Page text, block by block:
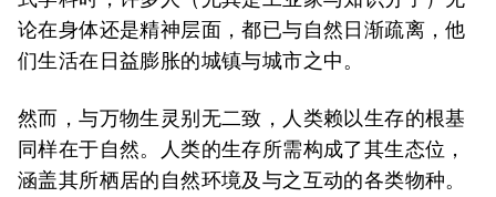
论在身体还是精神层面，都已与自然日渐疏离，他
们生活在日益膨胀的城镇与城市之中。
然而，与万物生灵别无二致，人类赖以生存的根基
同样在于自然。人类的生存所需构成了其生态位，
涵盖其所栖居的自然环境及与之互动的各类物种。